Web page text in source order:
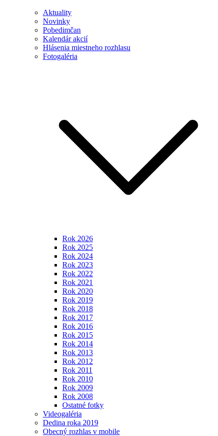
Aktuality
Novinky
Pobedimčan
Kalendár akcií
Hlásenia miestneho rozhlasu
Fotogaléria
Rok 2026
Rok 2025
Rok 2024
Rok 2023
Rok 2022
Rok 2021
Rok 2020
Rok 2019
Rok 2018
Rok 2017
Rok 2016
Rok 2015
Rok 2014
Rok 2013
Rok 2012
Rok 2011
Rok 2010
Rok 2009
Rok 2008
Ostatné fotky
Videogaléria
Dedina roka 2019
Obecný rozhlas v mobile